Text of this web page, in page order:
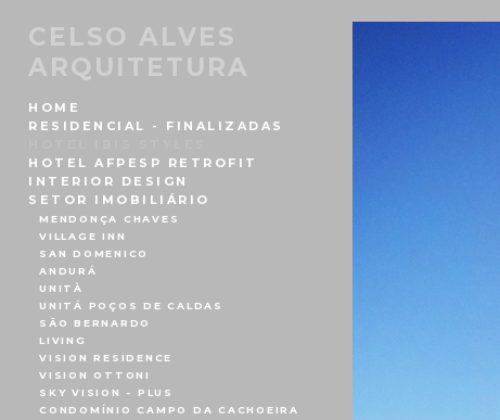
CELSO ALVES
ARQUITETURA
HOME
RESIDENCIAL - FINALIZADAS
HOTEL AFPESP RETROFIT
INTERIOR DESIGN
SETOR IMOBILIÁRIO
MENDONÇA CHAVES
VILLAGE INN
SAN DOMENICO
ANDURÁ
UNITÀ
UNITÁ POÇOS DE CALDAS
SÃO BERNARDO
LIVING
VISION RESIDENCE
VISION OTTONI
SKY VISION - PLUS
CONDOMÍNIO CAMPO DA CACHOEIRA